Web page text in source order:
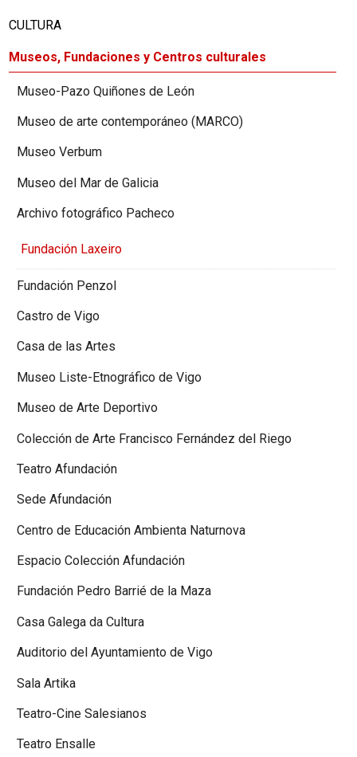
CULTURA
Museos, Fundaciones y Centros culturales
Museo-Pazo Quiñones de León
Museo de arte contemporáneo (MARCO)
Museo Verbum
Museo del Mar de Galicia
Archivo fotográfico Pacheco
Fundación Laxeiro
Fundación Penzol
Castro de Vigo
Casa de las Artes
Museo Liste-Etnográfico de Vigo
Museo de Arte Deportivo
Colección de Arte Francisco Fernández del Riego
Teatro Afundación
Sede Afundación
Centro de Educación Ambienta Naturnova
Espacio Colección Afundación
Fundación Pedro Barrié de la Maza
Casa Galega da Cultura
Auditorio del Ayuntamiento de Vigo
Sala Artika
Teatro-Cine Salesianos
Teatro Ensalle